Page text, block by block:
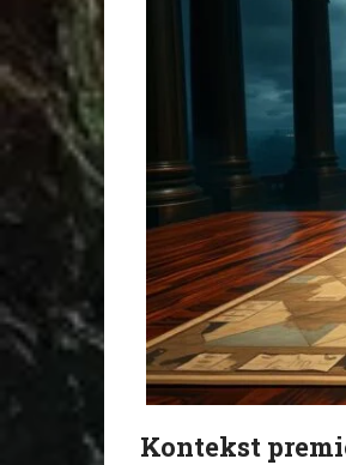
Kontekst